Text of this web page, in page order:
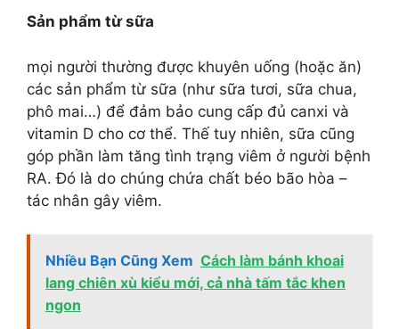
Sản phẩm từ sữa
mọi người thường được khuyên uống (hoặc ăn)
các sản phẩm từ sữa (như sữa tươi, sữa chua,
phô mai…) để đảm bảo cung cấp đủ canxi và
vitamin D cho cơ thể. Thế tuy nhiên, sữa cũng
góp phần làm tăng tình trạng viêm ở người bệnh
RA. Đó là do chúng chứa chất béo bão hòa –
tác nhân gây viêm.
Nhiều Bạn Cũng Xem Cách làm bánh khoai
lang chiên xù kiểu mới, cả nhà tấm tắc khen
ngon